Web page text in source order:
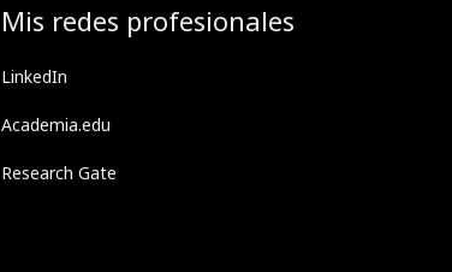
Mis redes profesionales
LinkedIn
Academia.edu
Research Gate